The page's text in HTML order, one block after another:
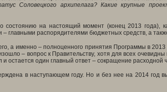
Соловецкого архипелага? Какие крупные
на настоящий момент (конец 2013 года),
– главными распорядителями бюджетных средств, а
а именно – полноценного принятия Программы в
– вопрос к Правительству, хотя для всех
остается один главный ответ – сокращение расходной
в наступающем году. Но и без нее на 2014 год